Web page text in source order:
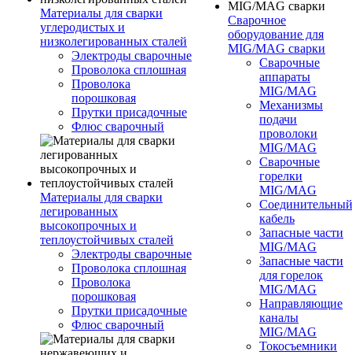
Материалы для сварки
углеродистых и
низколегированных сталей
Электроды сварочные
Проволока сплошная
Проволока
порошковая
Прутки присадочные
Флюс сварочный
Материалы для сварки
легированных
высокопрочных и
теплоустойчивых сталей
Электроды сварочные
Проволока сплошная
Проволока
порошковая
Прутки присадочные
Флюс сварочный
Сварочное
оборудование для
MIG/MAG сварки
Сварочные
аппараты
MIG/MAG
Механизмы
подачи
проволоки
MIG/MAG
Сварочные
горелки
MIG/MAG
Соединительный
кабель
Запасные части
MIG/MAG
Запасные части
для горелок
MIG/MAG
Направляющие
каналы
MIG/MAG
Токосъемники